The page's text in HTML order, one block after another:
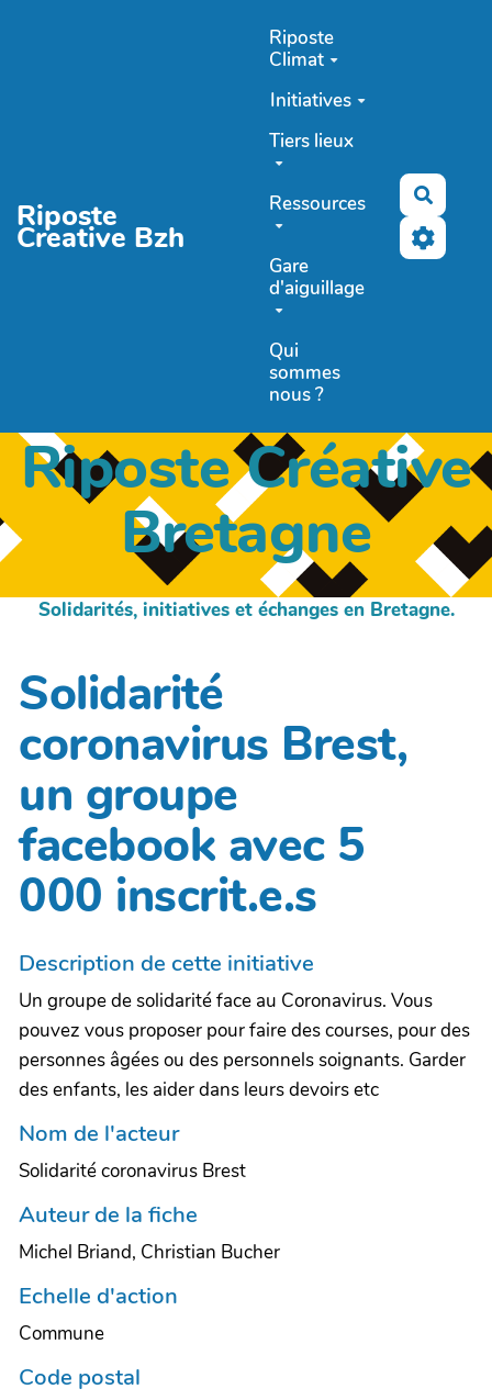
Riposte
Creative Bzh
Riposte
Climat
Initiatives
Tiers lieux
Ressources
Gare
d'aiguillage
Qui
sommes
nous ?
Riposte Créative
Bretagne
Solidarités, initiatives et échanges en Bretagne.
Solidarité
coronavirus Brest,
un groupe
facebook avec 5
000 inscrit.e.s
Description de cette initiative
Un groupe de solidarité face au Coronavirus. Vous
pouvez vous proposer pour faire des courses, pour des
personnes âgées ou des personnels soignants. Garder
des enfants, les aider dans leurs devoirs etc
Nom de l'acteur
Solidarité coronavirus Brest
Auteur de la fiche
Michel Briand, Christian Bucher
Echelle d'action
Commune
Code postal